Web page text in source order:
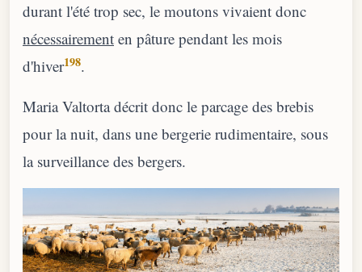
durant l'été trop sec, le moutons vivaient donc
nécessairement en pâture pendant les mois
d'hiver198.
Maria Valtorta décrit donc le parcage des brebis
pour la nuit, dans une bergerie rudimentaire, sous
la surveillance des bergers.